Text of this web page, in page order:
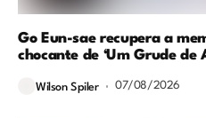
Go Eun-sae recupera a
chocante de ‘Um Grude de
Wilson Spiler 07/08/2026